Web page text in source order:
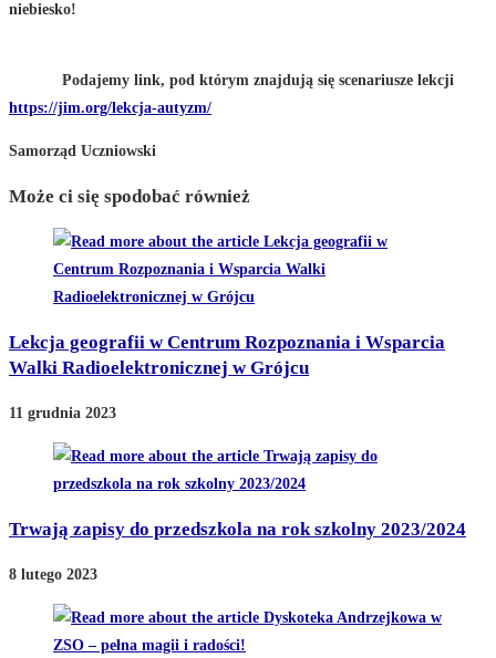
niebiesko!
Podajemy link, pod którym znajdują się scenariusze lekcji
https://jim.org/lekcja-autyzm/
Samorząd Uczniowski
Może ci się spodobać również
Lekcja geografii w Centrum Rozpoznania i Wsparcia
Walki Radioelektronicznej w Grójcu
11 grudnia 2023
Trwają zapisy do przedszkola na rok szkolny 2023/2024
8 lutego 2023